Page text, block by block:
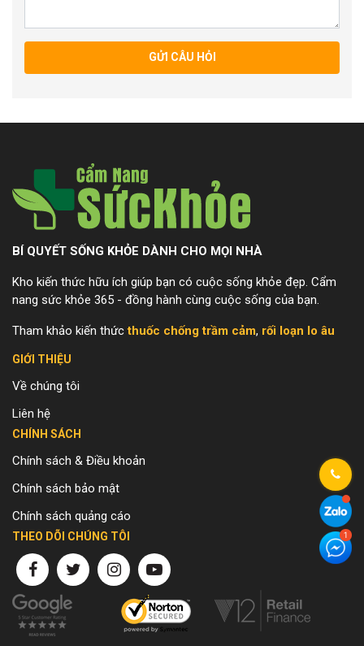
GỬI CÂU HỎI
BÍ QUYẾT SỐNG KHỎE DÀNH CHO MỌI NHÀ
Kho kiến thức hữu ích giúp bạn có cuộc sống khỏe đẹp. Cẩm
nang sức khỏe 365 - đồng hành cùng cuộc sống của bạn.
Tham khảo kiến thứcthuốc chống trầm cảm, rối loạn lo âu
GIỚI THIỆU
Về chúng tôi
Liên hệ
CHÍNH SÁCH
Chính sách & Điều khoản
Chính sách bảo mật
Chính sách quảng cáo
THEO DÕI CHÚNG TÔI